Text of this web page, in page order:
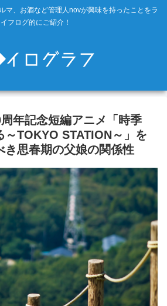
マ、お酒など管理人novが興味を持ったことをラ
イフログ的にご紹介！
年記念短編アニメ「時季
～TOKYO STATION～」を
き思春期の父娘の関係性